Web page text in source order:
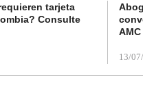
tarjeta
Consulte
AMC
13/